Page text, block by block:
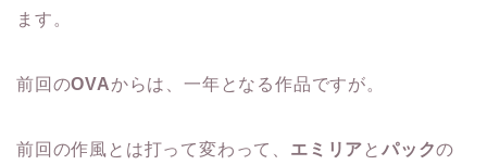
ます。
前回のOVAからは、一年となる作品ですが。
前回の作風とは打って変わって、 エミリア とパックの